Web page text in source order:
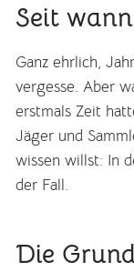
Seit
Ganz ehrlich,
vergesse. Aber
erstmals Zeit
Jäger und
wissen willst: In
der Fall.
Die